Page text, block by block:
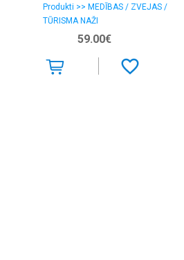
Produkti >> MEDĪBAS / ZVEJAS /
TŪRISMA NAŽI
59.00€